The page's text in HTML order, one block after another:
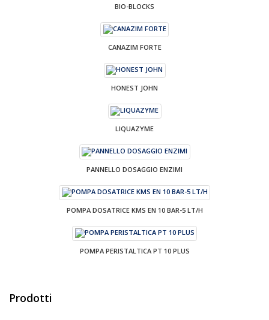
BIO-BLOCKS
CANAZIM FORTE
HONEST JOHN
LIQUAZYME
PANNELLO DOSAGGIO ENZIMI
POMPA DOSATRICE KMS EN 10 BAR-5 LT/H
POMPA PERISTALTICA PT 10 PLUS
Prodotti